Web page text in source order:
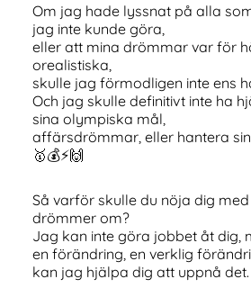
Om jag hade lyssnat på alla
jag inte kunde göra,
eller att mina drömmar var för
orealistiska,
skulle jag förmodligen inte ens
Och jag skulle definitivt inte ha
sina olympiska mål,
affärsdrömmar, eller hantera
🥇💰⚡️🙌
Så varför skulle du nöja dig
drömmer om?
Jag kan inte göra jobbet åt dig,
en förändring, en verklig
kan jag hjälpa dig att uppnå det.